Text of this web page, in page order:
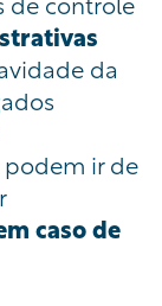
da
podem ir de
caso de